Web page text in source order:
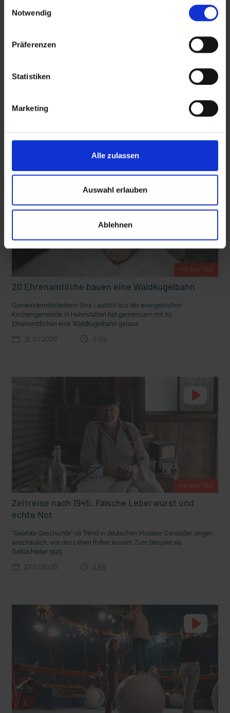
Notwendig
Präferenzen
Statistiken
Marketing
Alle zulassen
Auswahl erlauben
Ablehnen
Nachhaltige Geldanlage: Rendite mit gutem Gewissen?
Ein Bauernhof als Klassenzimmer
Ostern erleben wie vor 2000 Jahren in Jerusalem
deutsche Sprache? Vorhang auf für Kinderzirkus Giovanni
interessieren
mit epd Text
20 Ehrenamtliche bauen eine Waldkugelbahn
Gemeindemitarbeiterin Sina Laatsch aus der evangelischen
Kirchengemeinde in Hahnstätten hat gemeinsam mit 20
Ehrenamtlichen eine Waldkugelbahn gebaut.
31.07.2026 2:09
mit epd Text
Zeitreise nach 1945: Falsche Leberwurst und
echte Not
"Gelebte Geschichte" ist Trend in deutschen Museen. Darsteller zeigen
anschaulich, wie das Leben früher aussah. Zum Beispiel als
Geflüchteter 1945.
27.07.2026 2:59